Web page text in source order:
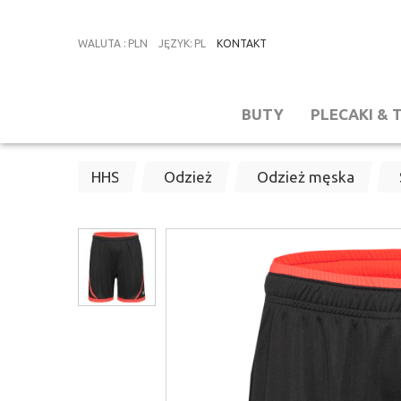
WALUTA : PLN JĘZYK: PL KONTAKT
BUTY PLECAKI &
HHS Odzież Odzież męska